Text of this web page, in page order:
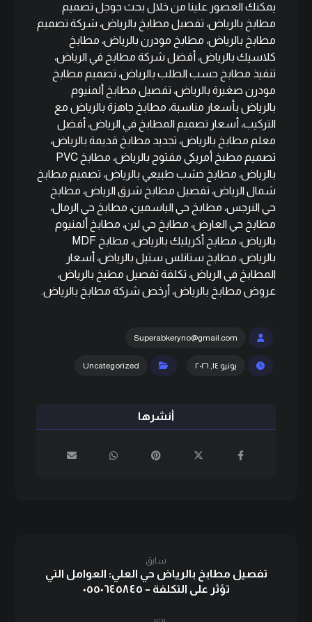
يمكنك العصور علينا من خلال بحث جوجل تصميم
مطابخ بالرياض، تفصيل مطابخ بالرياض، شركة تصميم
مطابخ بالرياض، مطابخ مودرن بالرياض، مطابخ
كلاسيك بالرياض، أفضل شركة مطابخ في الرياض،
تنفيذ مطابخ حسب الطلب بالرياض، تصميم مطابخ
مودرن صغيرة بالرياض، تفصيل مطابخ ألمنيوم
بالرياض بأسعار مناسبة، مطابخ جاهزة بالرياض مع
التركيب، أسعار تصميم المطابخ في الرياض، أفضل
معلم مطابخ بالرياض، تجديد مطابخ قديمة بالرياض،
تصميم مطبخ أمريكي مفتوح بالرياض، مطابخ PVC
بالرياض، مطابخ خشب طبيعي بالرياض، تصميم مطابخ
شمال الرياض، تفصيل مطابخ شرق الرياض، مطابخ
حي النرجس، مطابخ حي الياسمين، مطابخ حي الرمال،
مطابخ حي العارض، مطابخ حي لبن، مطابخ ألمنيوم
بالرياض، مطابخ أكريليك بالرياض، مطابخ MDF
بالرياض، مطابخ ستانلس ستيل بالرياض، أسعار
المطابخ في الرياض، تكلفة تفصيل مطبخ بالرياض،
عروض مطابخ بالرياض، أرخص شركة مطابخ بالرياض.
Superabkeryno@gmail.com
يونيو ١٤, ٢٠٢٦ Uncategorized
سابق
تفصيل مطابخ بالرياض حي العلي: العوامل التي
تؤثر على التكلفة – ٠٥٥٠٦٤٥٨٤٥